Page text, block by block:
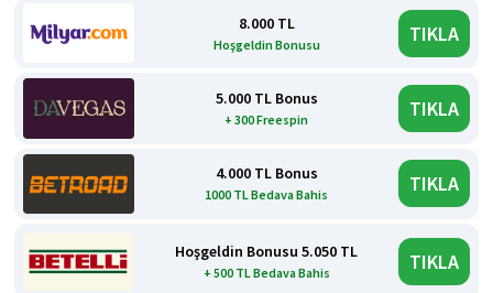
8.000 TL
Hoşgeldin Bonusu TIKLA
5.000 TL Bonus
+ 300 Freespin TIKLA
4.000 TL Bonus
1000 TL Bedava Bahis TIKLA
Hoşgeldin Bonusu 5.050 TL
+ 500 TL Bedava Bahis TIKLA